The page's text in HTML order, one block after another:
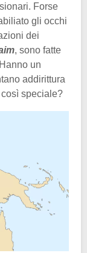
Forse
gli occhi
dei
, sono fatte
un
addirittura
speciale?